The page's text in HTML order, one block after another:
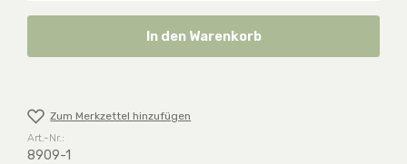
In den Warenkorb
Zum Merkzettel hinzufügen
Art.-Nr.:
8909-1